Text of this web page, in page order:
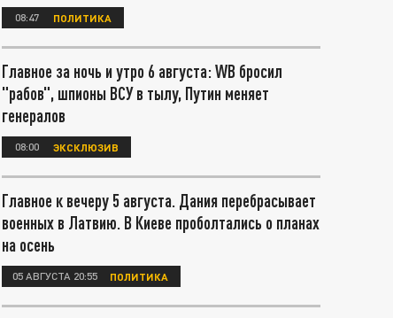
08:47 ПОЛИТИКА
Главное за ночь и утро 6 августа: WB бросил
"рабов", шпионы ВСУ в тылу, Путин меняет
генералов
08:00 ЭКСКЛЮЗИВ
Главное к вечеру 5 августа. Дания перебрасывает
военных в Латвию. В Киеве проболтались о планах
на осень
05 АВГУСТА 20:55 ПОЛИТИКА